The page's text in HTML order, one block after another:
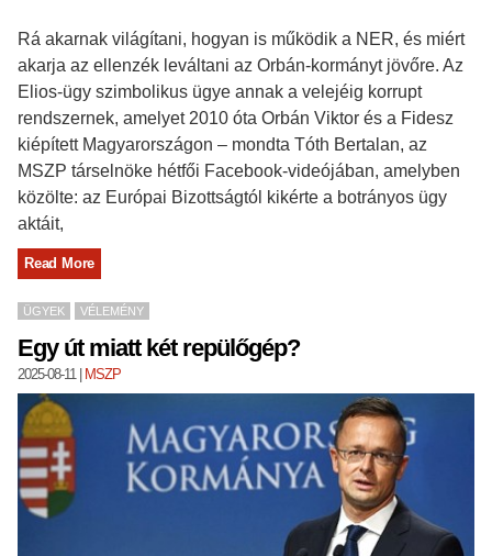
Rá akarnak világítani, hogyan is működik a NER, és miért
akarja az ellenzék leváltani az Orbán-kormányt jövőre. Az
Elios-ügy szimbolikus ügye annak a velejéig korrupt
rendszernek, amelyet 2010 óta Orbán Viktor és a Fidesz
kiépített Magyarországon – mondta Tóth Bertalan, az
MSZP társelnöke hétfői Facebook-videójában, amelyben
közölte: az Európai Bizottságtól kikérte a botrányos ügy
aktáit,
Read More
ÜGYEK VÉLEMÉNY
Egy út miatt két repülőgép?
2025-08-11| MSZP